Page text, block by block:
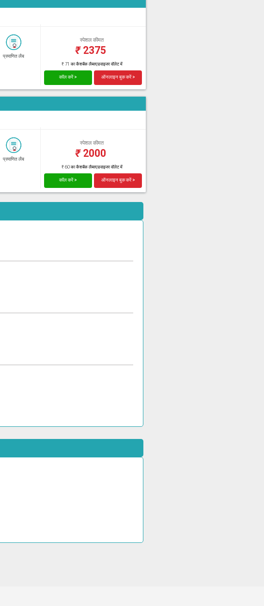
प्रमाणित लैब
स्पेशल कीमत
₹2375
₹ 71 का कैशबैक लैब्सएडवाइजर वॉलेट में
कॉल करें > ऑनलाइन बुक करें >
प्रमाणित लैब
स्पेशल कीमत
₹2000
₹ 60 का कैशबैक लैब्सएडवाइजर वॉलेट में
कॉल करें > ऑनलाइन बुक करें >